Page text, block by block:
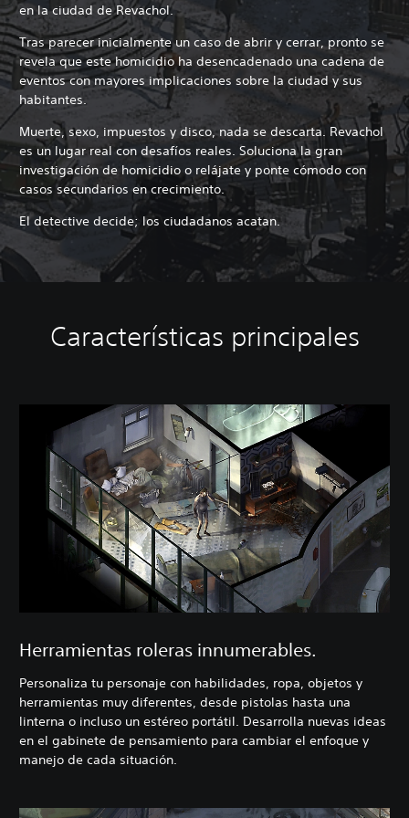
en la ciudad de Revachol.
Tras parecer inicialmente un caso de abrir y cerrar, pronto se
revela que este homicidio ha desencadenado una cadena de
eventos con mayores implicaciones sobre la ciudad y sus
habitantes.
Muerte, sexo, impuestos y disco, nada se descarta. Revachol
es un lugar real con desafíos reales. Soluciona la gran
investigación de homicidio o relájate y ponte cómodo con
casos secundarios en crecimiento.
El detective decide; los ciudadanos acatan.
Características principales
Herramientas roleras innumerables.
Personaliza tu personaje con habilidades, ropa, objetos y
herramientas muy diferentes, desde pistolas hasta una
linterna o incluso un estéreo portátil. Desarrolla nuevas ideas
en el gabinete de pensamiento para cambiar el enfoque y
manejo de cada situación.